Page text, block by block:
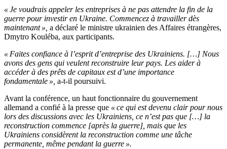
« Je voudrais appeler les entreprises à ne pas attendre la fin de la
guerre pour investir en Ukraine. Commencez à travailler dès
maintenant », a déclaré le ministre ukrainien des Affaires étrangères,
Dmytro Kouléba, aux participants.
« Faites confiance à l’esprit d’entreprise des Ukrainiens. […] Nous
avons des gens qui veulent reconstruire leur pays. Les aider à
accéder à des prêts de capitaux est d’une importance
fondamentale », a-t-il poursuivi.
Avant la conférence, un haut fonctionnaire du gouvernement
allemand a confié à la presse que « ce qui est devenu clair pour nous
lors des discussions avec les Ukrainiens, ce n’est pas que […] la
reconstruction commence [après la guerre], mais que les
Ukrainiens considèrent la reconstruction comme une tâche
permanente, même pendant la guerre ».